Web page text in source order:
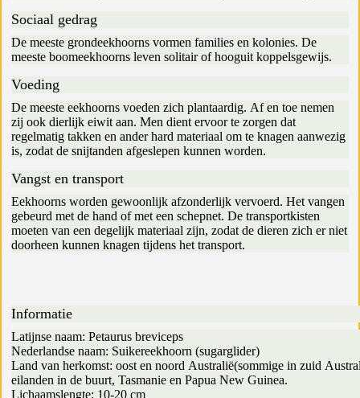
Sociaal gedrag
De meeste grondeekhoorns vormen families en kolonies. De
meeste boomeekhoorns leven solitair of hooguit koppelsgewijs.
Voeding
De meeste eekhoorns voeden zich plantaardig. Af en toe nemen
zij ook dierlijk eiwit aan. Men dient ervoor te zorgen dat
regelmatig takken en ander hard materiaal om te knagen aanwezig
is, zodat de snijtanden afgeslepen kunnen worden.
Vangst en transport
Eekhoorns worden gewoonlijk afzonderlijk vervoerd. Het vangen
gebeurd met de hand of met een schepnet. De transportkisten
moeten van een degelijk materiaal zijn, zodat de dieren zich er niet
doorheen kunnen knagen tijdens het transport.
Informatie
Latijnse naam: Petaurus breviceps
Nederlandse naam: Suikereekhoorn (sugarglider)
Land van herkomst: oost en noord Australië(sommige in zuid
eilanden in de buurt, Tasmanie en Papua New Guinea.
Lichaamslengte: 10-20 cm